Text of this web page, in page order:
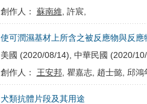
創作人： 蘇南維, 許宸,
使可潤濕基材上所含之被反應物與反
美國 (2020/08/14), 中華民國 (2020/10/
創作人： 王安邦, 瞿嘉志, 趙士懿, 邱鴻
犬類抗體片段及其用途